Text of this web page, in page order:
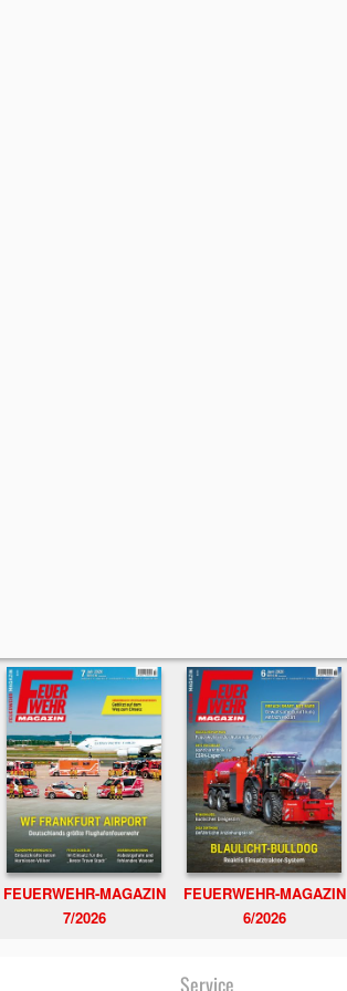
FEUERWEHR-MAGAZIN
7/2026
FEUERWEHR-MAGAZIN
6/2026
Service